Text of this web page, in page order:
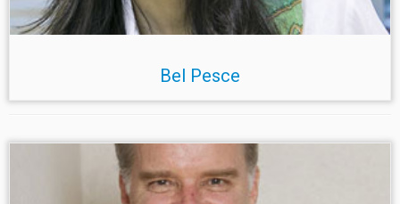
Bel Pesce